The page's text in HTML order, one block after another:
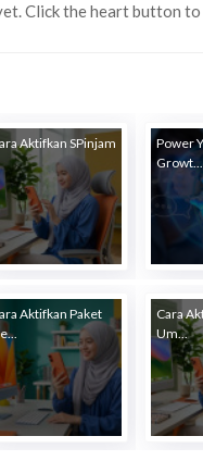
Click the heart button
Aktifkan SPinjam
Power
Growt...
Aktifkan Paket
Cara
Um...